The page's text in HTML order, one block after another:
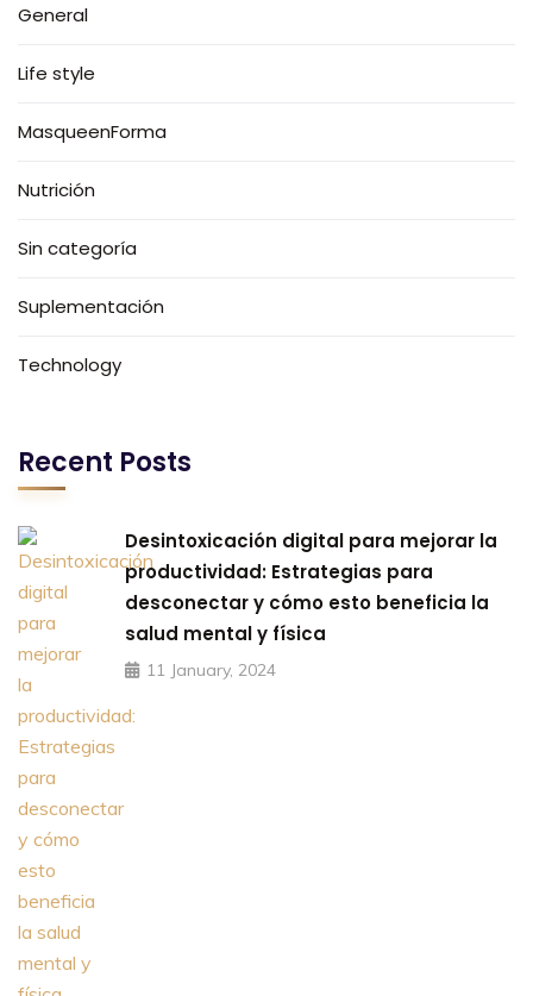
General
Life style
MasqueenForma
Nutrición
Sin categoría
Suplementación
Technology
Recent Posts
Desintoxicación digital para mejorar la
productividad: Estrategias para
desconectar y cómo esto beneficia la
salud mental y física
11 January, 2024